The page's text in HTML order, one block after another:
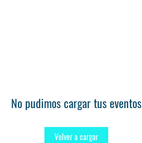
No pudimos cargar tus eventos
Volver a cargar